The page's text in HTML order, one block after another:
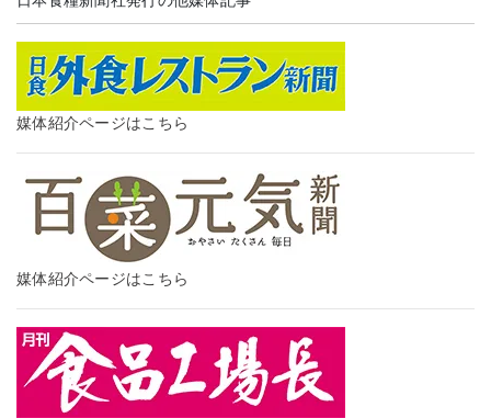
媒体紹介ページはこちら
媒体紹介ページはこちら